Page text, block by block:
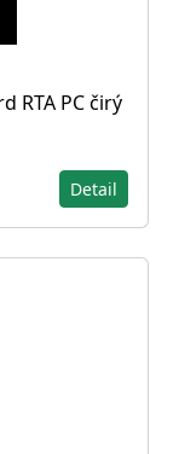
RTA PC čirý
Detail